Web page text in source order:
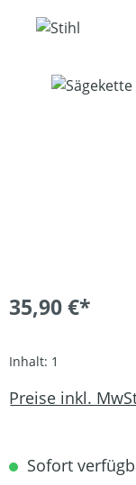
Bildergalerie
35,90 €*
Inhalt: 1
Preise inkl.
Sofort